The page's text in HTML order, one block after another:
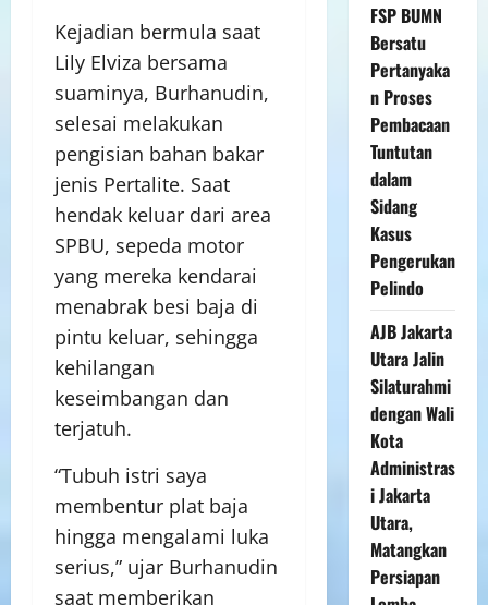
Kejadian bermula saat
Lily Elviza bersama
suaminya, Burhanudin,
selesai melakukan
pengisian bahan bakar
jenis Pertalite. Saat
hendak keluar dari area
SPBU, sepeda motor
yang mereka kendarai
menabrak besi baja di
pintu keluar, sehingga
kehilangan
keseimbangan dan
terjatuh.
“Tubuh istri saya
membentur plat baja
hingga mengalami luka
serius,” ujar Burhanudin
saat memberikan
FSP BUMN
Bersatu
Pertanyaka
n Proses
Pembacaan
Tuntutan
dalam
Sidang
Kasus
Pengerukan
Pelindo
AJB Jakarta
Utara Jalin
Silaturahmi
dengan Wali
Kota
Administras
i Jakarta
Utara,
Matangkan
Persiapan